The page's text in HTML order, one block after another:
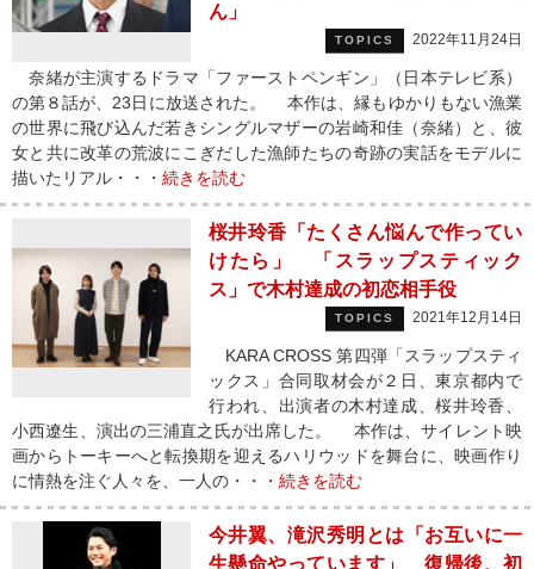
ん」
TOPICS 2022年11月24日
奈緒が主演するドラマ「ファーストペンギン」（日本テレビ系）
の第８話が、23日に放送された。 本作は、縁もゆかりもない漁業
の世界に飛び込んだ若きシングルマザーの岩崎和佳（奈緒）と、彼
女と共に改革の荒波にこぎだした漁師たちの奇跡の実話をモデルに
描いたリアル・・・ 続きを読む
桜井玲香「たくさん悩んで作ってい
けたら」 「スラップスティック
ス」で木村達成の初恋相手役
TOPICS 2021年12月14日
KARA CROSS 第四弾「スラップスティ
ックス」合同取材会が２日、東京都内で
行われ、出演者の木村達成、桜井玲香、
小西遼生、演出の三浦直之氏が出席した。 本作は、サイレント映
画からトーキーへと転換期を迎えるハリウッドを舞台に、映画作り
に情熱を注ぐ人々を、一人の・・・ 続きを読む
今井翼、滝沢秀明とは「お互いに一
生懸命やっています」 復帰後、初